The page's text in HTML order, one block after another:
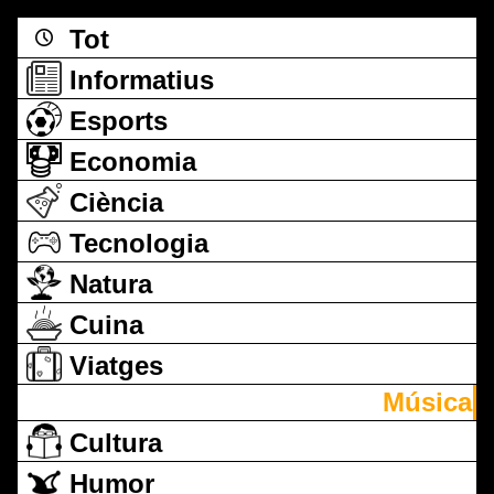
Tot
Informatius
Esports
Economia
Ciència
Tecnologia
Natura
Cuina
Viatges
Música
Cultura
Humor